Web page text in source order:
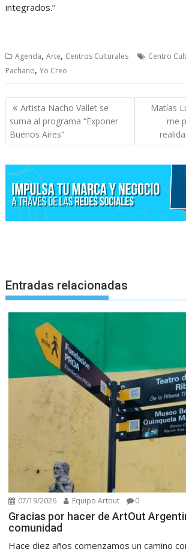
integrados.”
Agenda,Arte, Centros Culturales Centro
Pachano,Yo Creo
Navegación
de
entradas
Artista Nacho Vallet se
suma al programa “Exponer
Buenos Aires”
Matías
me
Entradas relacionadas
07/19/2026 Equipo Artout 0
Gracias por hacer de ArtOut
comunidad
Hace diez años comenzamos un camino